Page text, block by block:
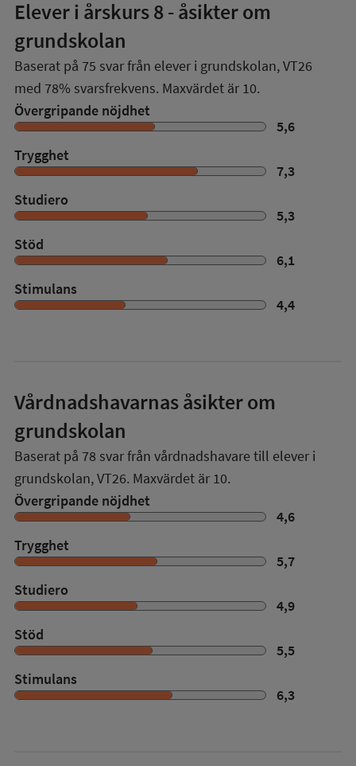
Elever i årskurs 8- åsikter om
grundskolan
Baserat på 75 svar från elever i grundskolan,VT26
med 78% svarsfrekvens. Maxvärdet är 10.
Övergripande nöjdhet
5,6
Trygghet
7,3
Studiero
5,3
Stöd
6,1
Stimulans
4,4
Vårdnadshavarnas åsikter om
grundskolan
Baserat på 78 svar från vårdnadshavare till elever i
grundskolan,VT26. Maxvärdet är 10.
Övergripande nöjdhet
4,6
Trygghet
5,7
Studiero
4,9
Stöd
5,5
Stimulans
6,3